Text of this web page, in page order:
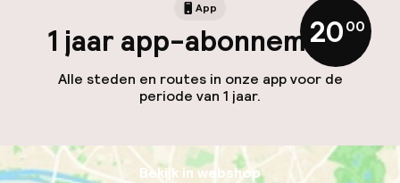
App
1 jaar app-abonnement
Alle steden en routes in onze app voor de
periode van 1 jaar.
20,00
Bekijk in webshop